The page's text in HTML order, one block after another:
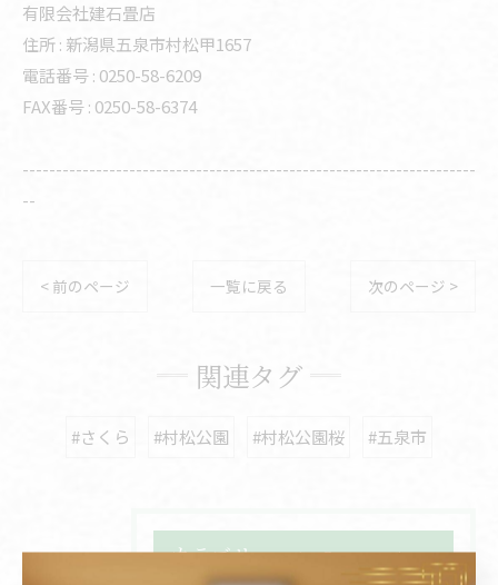
有限会社建石畳店
住所 : 新潟県五泉市村松甲1657
電話番号 : 0250-58-6209
FAX番号 : 0250-58-6374
--------------------------------------------------------------------
--
< 前のページ 一覧に戻る 次のページ >
関連タグ
#さくら #村松公園 #村松公園桜 #五泉市
カテゴリー Categories